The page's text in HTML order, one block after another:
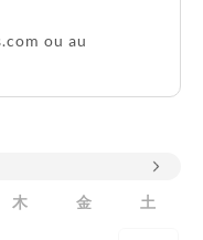
ou au
木 金 土